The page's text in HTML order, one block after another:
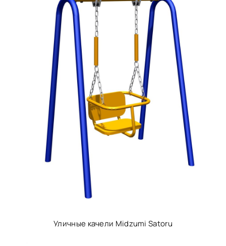
Уличные качели Midzumi Satoru